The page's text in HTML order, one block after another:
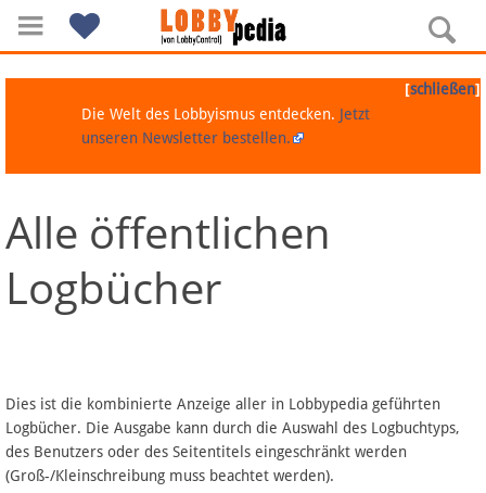
Navigation
Über Lobbypedia
Artikel nach Kategorien
FAQ
[schließen]
Die Welt des Lobbyismus entdecken. Jetzt
unseren Newsletter bestellen.
Alle öffentlichen
Logbücher
Dies ist die kombinierte Anzeige aller in Lobbypedia geführten
Logbücher. Die Ausgabe kann durch die Auswahl des Logbuchtyps,
des Benutzers oder des Seitentitels eingeschränkt werden
(Groß-/Kleinschreibung muss beachtet werden).